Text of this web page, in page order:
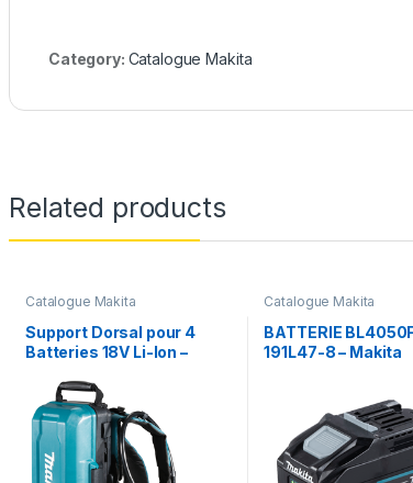
Category: Catalogue Makita
Related products
Catalogue Makita
Support Dorsal pour 4
Batteries 18V Li-Ion –
Catalogue Makita
BATTERIE
191L47-8 – Makita